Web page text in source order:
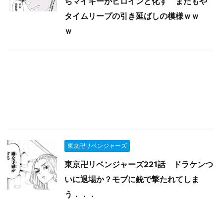
タイムリープの引き延ばしの模様ｗｗ
ｗ
東京卍リベンジャーズ
東京卍リベンジャーズ221話 ドラケンつ
いに退場か？モブに銃で撃たれてしま
う．．．